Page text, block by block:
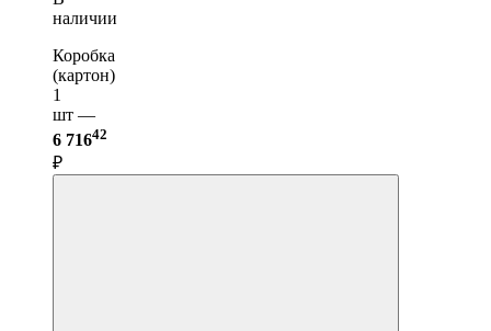
наличии
Коробка
(картон)
1
шт —
6 71642
₽